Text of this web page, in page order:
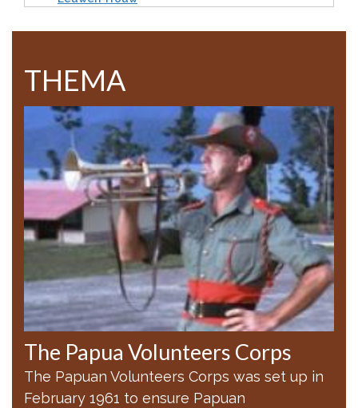
THEMA
The Papua Volunteers Corps
The Papuan Volunteers Corps was set up in
February 1961 to ensure Papuan